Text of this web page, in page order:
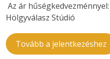
Az ár
Hölgyválasz Stúdió
Tovább a jelentkezéshez